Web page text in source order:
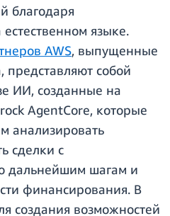
благодаря
языке.
AWS, выпущенные
представляют собой
ИИ, созданные на
AgentCore, которые
анализировать
сделки с
дальнейшим шагам и
финансирования. В
создания возможностей